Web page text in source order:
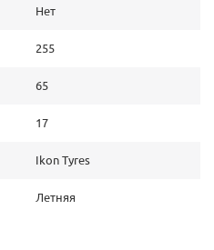
Нет
255
65
17
Ikon Tyres
Летняя